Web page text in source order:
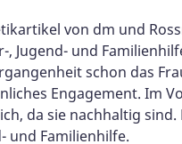
von dm und
Jugend- und
schon das
Engagement. Im
da sie nachhaltig
und Familienhilfe.